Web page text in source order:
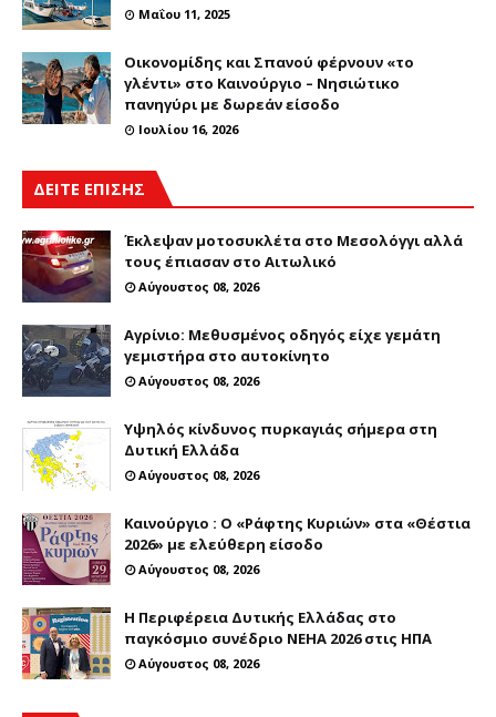
Μαΐου 11, 2025
Οικονομίδης και Σπανού φέρνουν «το
γλέντι» στο Καινούργιο – Νησιώτικο
πανηγύρι με δωρεάν είσοδο
Ιουλίου 16, 2026
ΔΕΙΤΕ ΕΠΙΣΗΣ
Έκλεψαν μοτοσυκλέτα στο Μεσολόγγι αλλά
τους έπιασαν στο Αιτωλικό
Αύγουστος 08, 2026
Αγρίνιο: Μεθυσμένος οδηγός είχε γεμάτη
γεμιστήρα στο αυτοκίνητο
Αύγουστος 08, 2026
Υψηλός κίνδυνος πυρκαγιάς σήμερα στη
Δυτική Ελλάδα
Αύγουστος 08, 2026
Καινούργιο : Ο «Ράφτης Κυριών» στα «Θέστια
2026» με ελεύθερη είσοδο
Αύγουστος 08, 2026
Η Περιφέρεια Δυτικής Ελλάδας στο
παγκόσμιο συνέδριο NEHA 2026 στις ΗΠΑ
Αύγουστος 08, 2026